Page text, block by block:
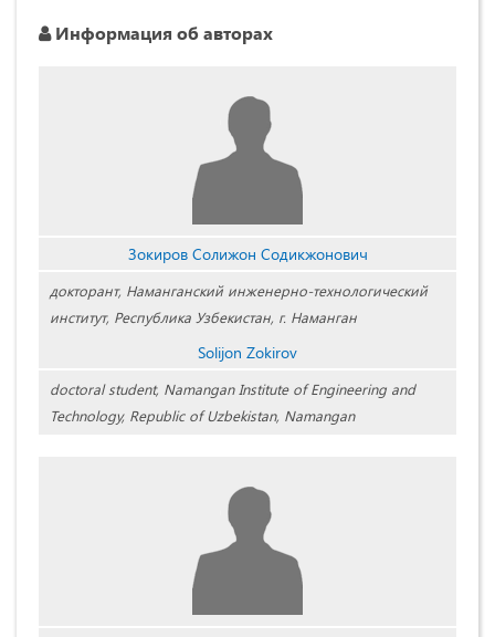
Информация об авторах
Зокиров Солижон Содикжонович
докторант, Наманганский инженерно-технологический
институт, Республика Узбекистан, г. Наманган
Solijon Zokirov
doctoral student, Namangan Institute of Engineering and
Technology, Republic of Uzbekistan, Namangan